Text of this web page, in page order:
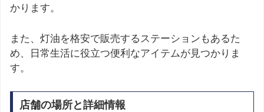
かります。
また、灯油を格安で販売するステーションもあるた
め、日常生活に役立つ便利なアイテムが見つかりま
す。
店舗の場所と詳細情報